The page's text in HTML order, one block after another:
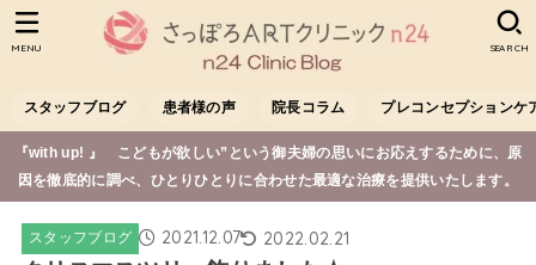
スタッフブログ 患者様の声 院長コラム プレコンセプションケ
SEARCH
MENU
『with up! 』 こどもが欲しい”という御夫婦の思いにお応えするために、原
因を徹底的に調べ、ひとりひとりに合わせた最適な治療を提供いたします。
スタッフブログ 2021.12.07 2022.02.21